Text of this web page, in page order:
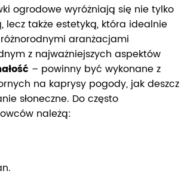
ogrodowe wyróżniają się nie tylko
lecz także estetyką, która idealnie
aranżacjami
z najważniejszych aspektów
– powinny być wykonane z
na kaprysy pogody, jak deszcz
słoneczne. Do często
należą: